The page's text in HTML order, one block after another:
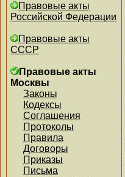
Правовые акты
Российской Федерации
Правовые акты
СССР
Правовые акты
Москвы
Законы
Кодексы
Соглашения
Протоколы
Правила
Договоры
Приказы
Письма